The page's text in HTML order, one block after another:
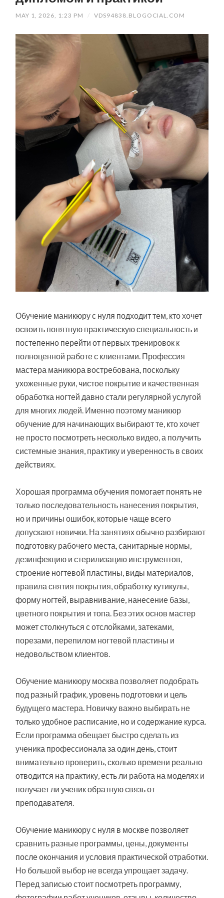
MAY 1, 2026, 1:23 PM / VDS94838.BLOGOCIAL.COM
Обучение маникюру с нуля подходит тем, кто хочет
освоить понятную практическую специальность и
постепенно перейти от первых тренировок к
полноценной работе с клиентами. Профессия
мастера маникюра востребована, поскольку
ухоженные руки, чистое покрытие и качественная
обработка ногтей давно стали регулярной услугой
для многих людей. Именно поэтому маникюр
обучение для начинающих выбирают те, кто хочет
не просто посмотреть несколько видео, а получить
системные знания, практику и уверенность в своих
действиях.
Хорошая программа обучения помогает понять не
только последовательность нанесения покрытия,
но и причины ошибок, которые чаще всего
допускают новички. На занятиях обычно разбирают
подготовку рабочего места, санитарные нормы,
дезинфекцию и стерилизацию инструментов,
строение ногтевой пластины, виды материалов,
правила снятия покрытия, обработку кутикулы,
форму ногтей, выравнивание, нанесение базы,
цветного покрытия и топа. Без этих основ мастер
может столкнуться с отслойками, затеками,
порезами, перепилом ногтевой пластины и
недовольством клиентов.
Обучение маникюру москва позволяет подобрать
под разный график, уровень подготовки и цель
будущего мастера. Новичку важно выбирать не
только удобное расписание, но и содержание курса.
Если программа обещает быстро сделать из
ученика профессионала за один день, стоит
внимательно проверить, сколько времени реально
отводится на практику, есть ли работа на моделях и
получает ли ученик обратную связь от
преподавателя.
Обучение маникюру с нуля в москве позволяет
сравнить разные программы, цены, документы
после окончания и условия практической отработки.
Но большой выбор не всегда упрощает задачу.
Перед записью стоит посмотреть программу,